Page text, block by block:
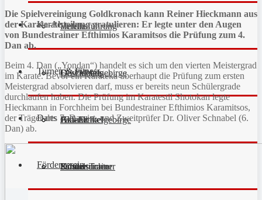
Vereinsführung
Geschichte
Fan-Artikel
Partner
Hefdla
Downloads
Galerie
FC Fichtelgebirge
JFG Fichtelgebirge
Schiedsrichter
Karate
Aktuell
Unsere Trainer
Turnen & Fitness
Kinderturnen
Darts
Förderverein
Die Spielvereinigung Goldkronach kann Reiner Hieckmann aus
der Karate-Abteilung gratulieren: Er legte unter den Augen
von Bundestrainer Efthimios Karamitsos die Prüfung zum 4.
Dan ab.
Beim 4. Dan („Yondan“) handelt es sich um den vierten Meistergrad
im Karate. Bevor ein Karateka überhaupt die Prüfung zum ersten
Meistergrad absolvieren darf, muss er bereits neun Schülergrade
durchlaufen haben. Die Prüfung im Karatestil Shotokan legte
Hieckmann in Forchheim bei Bundestrainer Efthimios Karamitsos,
der Träger des 7. Dan ist, und Zweitprüfer Dr. Oliver Schnabel (6.
Dan) ab.